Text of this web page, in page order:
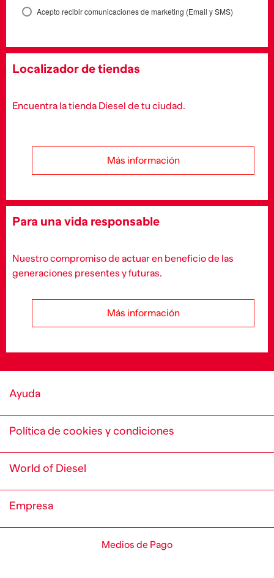
Acepto recibir comunicaciones de marketing (Email y SMS)
Localizador de tiendas
Encuentra la tienda Diesel de tu ciudad.
Más información
Para una vida responsable
Nuestro compromiso de actuar en beneficio de las
generaciones presentes y futuras.
Más información
Ayuda
Política de cookies y condiciones
World of Diesel
Empresa
Medios de Pago